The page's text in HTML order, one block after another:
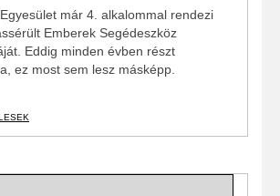
már 4. alkalommal rendezi
Emberek Segédeszköz
Eddig minden évben részt
ez most sem lesz másképp.
LESEK